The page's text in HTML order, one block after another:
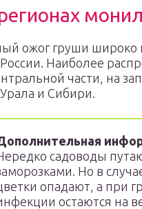
ожог груши широко
Наиболее
части, на
и Сибири.
садоводы
Но в
опадают, а при
остаются на